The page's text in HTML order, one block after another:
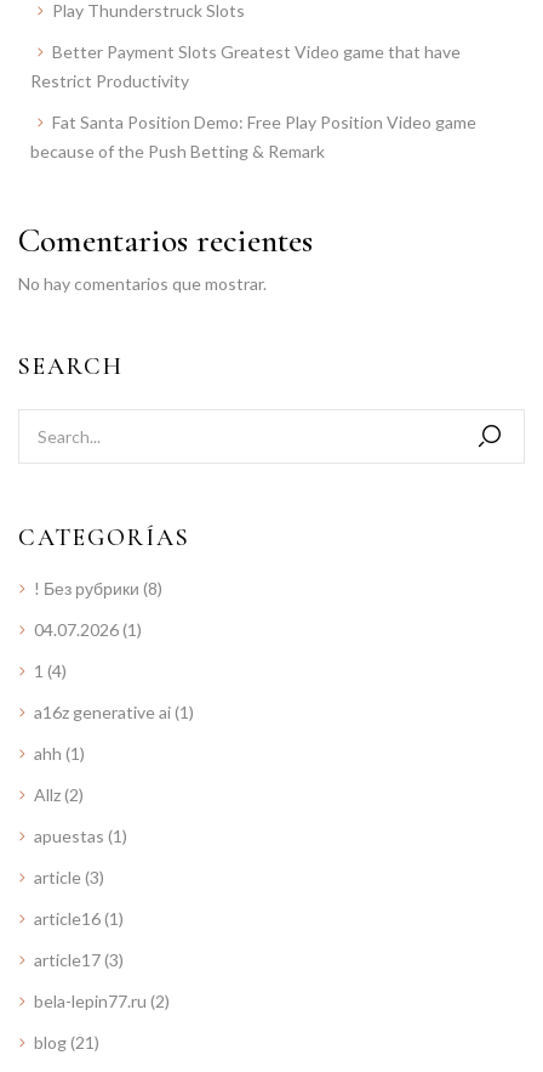
Play Thunderstruck Slots
Better Payment Slots Greatest Video game that have
Restrict Productivity
Fat Santa Position Demo: Free Play Position Video game
because of the Push Betting & Remark
Comentarios recientes
No hay comentarios que mostrar.
SEARCH
CATEGORÍAS
! Без рубрики (8)
04.07.2026(1)
1 (4)
a16z generative ai(1)
ahh (1)
Allz(2)
apuestas (1)
article(3)
article16(1)
article17(3)
bela-lepin77.ru (2)
blog(21)